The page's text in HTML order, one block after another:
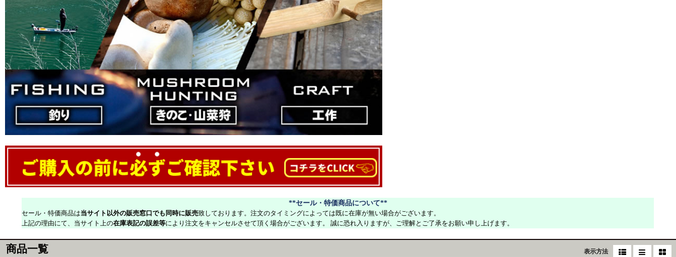
**セール・特価商品について**
セール・特価商品は当サイト以外の販売窓口でも同時に販売致しております。注文のタイミングによっては既に在庫が無い場合がございます。
上記の理由にて、当サイト上の在庫表記の誤差等により注文をキャンセルさせて頂く場合がございます。 誠に恐れ入りますが、ご理解とご了承をお願い申し上げます。
商品一覧 表示方法